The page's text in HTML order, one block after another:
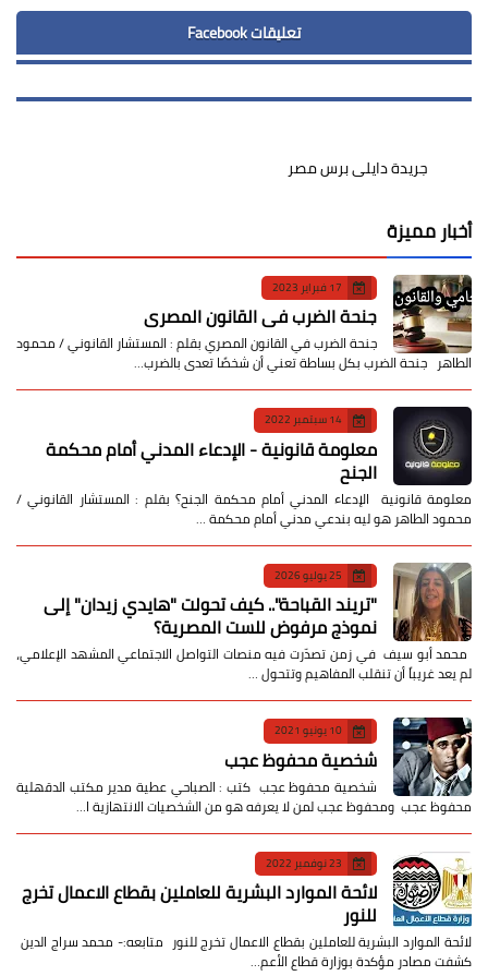
تعليقات Facebook
جريدة دايلى برس مصر
أخبار مميزة
17 فبراير 2023
جنحة الضرب في القانون المصري
جنحة الضرب في القانون المصري بقلم : المستشار القانوني / محمود
الطاهر جنحة الضرب بكل بساطة تعني أن شخصًا تعدى بالضرب…
14 سبتمبر 2022
معلومة قانونية - الإدعاء المدني أمام محكمة
الجنح
معلومة قانونية الإدعاء المدني أمام محكمة الجنح؟ بقلم : المستشار القانوني /
محمود الطاهر هو ليه بندعي مدني أمام محكمة …
25 يوليو 2026
​"تريند القباحة".. كيف تحولت "هايدي زيدان" إلى
نموذج مرفوض للست المصرية؟
​ محمد أبو سيف ​في زمن تصدّرت فيه منصات التواصل الاجتماعي المشهد الإعلامي،
لم يعد غريباً أن تنقلب المفاهيم وتتحول …
10 يونيو 2021
شخصية محفوظ عجب
شخصية محفوظ عجب كتب : الصباحي عطية مدير مكتب الدقهلية
محفوظ عجب ومحفوظ عجب لمن لا يعرفه هو من الشخصيات الانتهازية ا…
23 نوفمبر 2022
لائحة الموارد البشرية للعاملين بقطاع الاعمال تخرج
للنور
لائحة الموارد البشرية للعاملين بقطاع الاعمال تخرج للنور متابعه:- محمد سراج الدين
كشفت مصادر مؤكدة بوزارة قطاع الأعم…